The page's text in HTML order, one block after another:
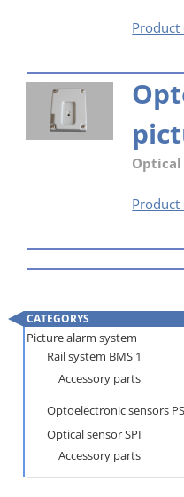
Product
Product
CATEGORYS
Skip
navigation
Picture alarm system
Rail system BMS 1
Accessory parts
Optoelectronic sensors PS
Optical sensor SPI
Accessory parts